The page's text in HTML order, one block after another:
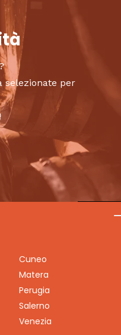
selezionate per
Cuneo
Matera
Perugia
Salerno
Venezia